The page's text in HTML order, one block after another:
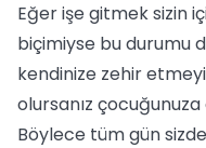
Eğer işe gitmek sizin
biçimiyse bu durumu
kendinize zehir
olursanız
Böylece tüm gün